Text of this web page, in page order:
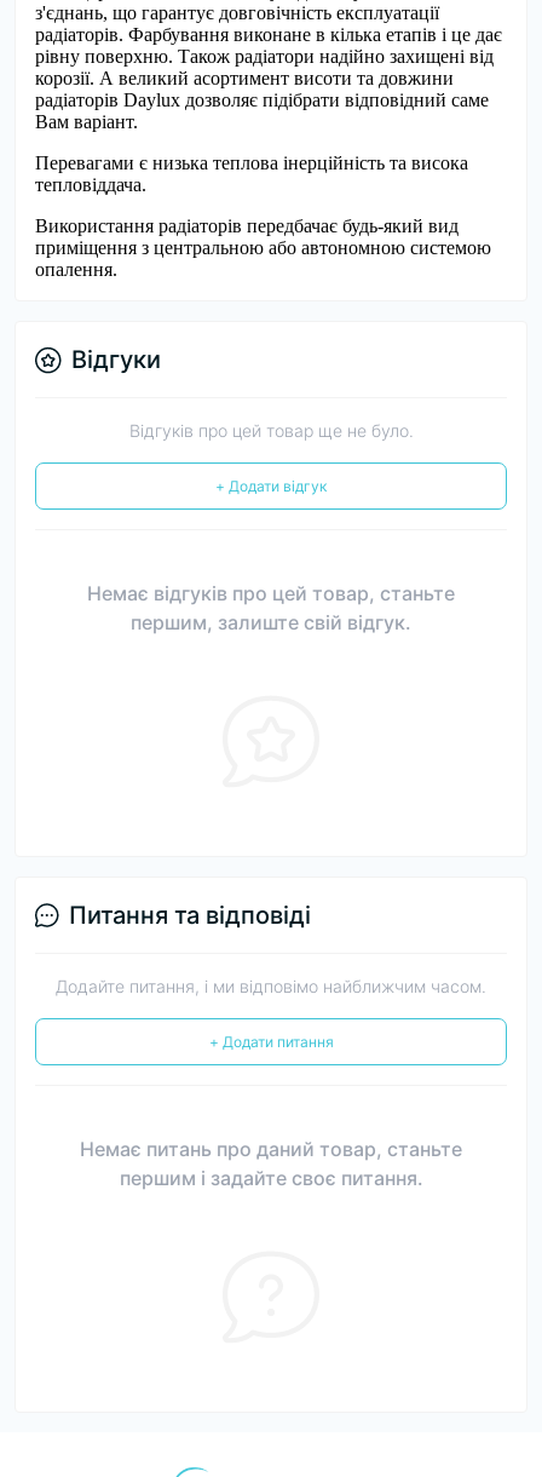
з'єднань, що гарантує довговічність експлуатації
радіаторів. Фарбування виконане в кілька етапів і це дає
рівну поверхню. Також радіатори надійно захищені від
корозії. А великий асортимент висоти та довжини
радіаторів Daylux дозволяє підібрати відповідний саме
Вам варіант.
Перевагами є низька теплова інерційність та висока
тепловіддача.
Використання радіаторів передбачає будь-який вид
приміщення з центральною або автономною системою
опалення.
Відгуки
Відгуків про цей товар ще не було.
+ Додати відгук
Немає відгуків про цей товар, станьте
першим, залиште свій відгук.
Питання та відповіді
Додайте питання, і ми відповімо найближчим часом.
+ Додати питання
Немає питань про даний товар, станьте
першим і задайте своє питання.